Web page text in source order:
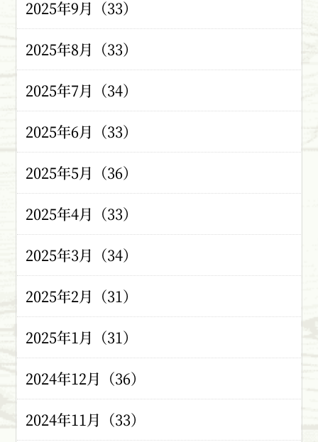
2025年9月（33）
2025年8月（33）
2025年7月（34）
2025年6月（33）
2025年5月（36）
2025年4月（33）
2025年3月（34）
2025年2月（31）
2025年1月（31）
2024年12月（36）
2024年11月（33）